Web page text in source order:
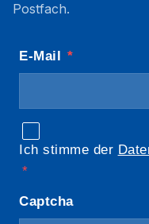
Postfach.